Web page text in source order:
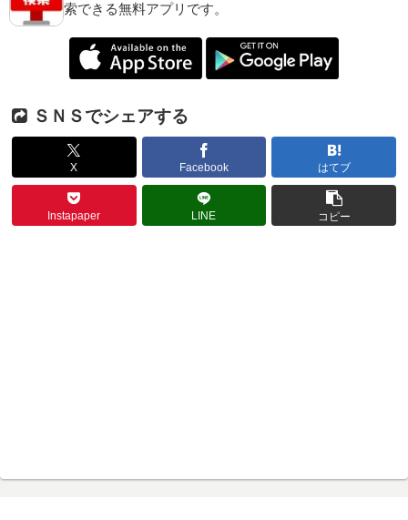
索できる無料アプリです。
ＳＮＳでシェアする
X Facebook はてブ
Instapaper LINE コピー